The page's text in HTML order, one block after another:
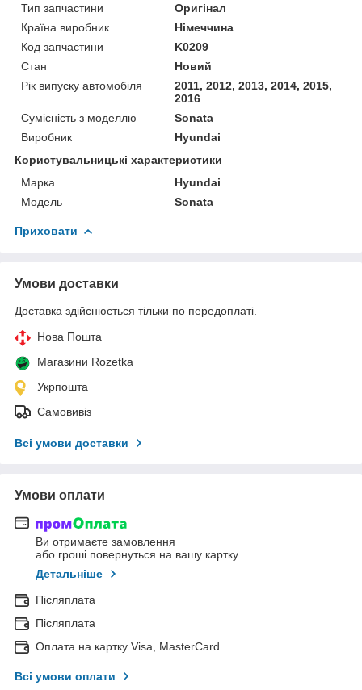
Тип запчастини
Оригінал
Країна виробник
Німеччина
Код запчастини
K0209
Стан
Новий
Рік випуску автомобіля
2011, 2012, 2013, 2014, 2015,
2016
Сумісність з моделлю
Sonata
Виробник
Hyundai
Користувальницькі характеристики
Марка
Hyundai
Модель
Sonata
Приховати
Умови доставки
Доставка здійснюється тільки по передоплаті.
Нова Пошта
Магазини Rozetka
Укрпошта
Самовивіз
Всі умови доставки
Умови оплати
Ви отримаєте замовлення
або гроші повернуться на вашу картку
Детальніше
Післяплата
Післяплата
Оплата на картку Visa, MasterCard
Всі умови оплати